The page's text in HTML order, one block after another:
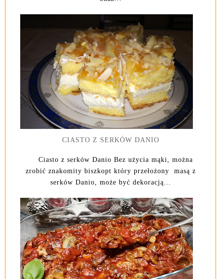
CIASTO Z SERKÓW DANIO
Ciasto z serków Danio Bez użycia mąki, można
zrobić znakomity biszkopt który przełożony masą z
serków Danio, może być dekoracją...